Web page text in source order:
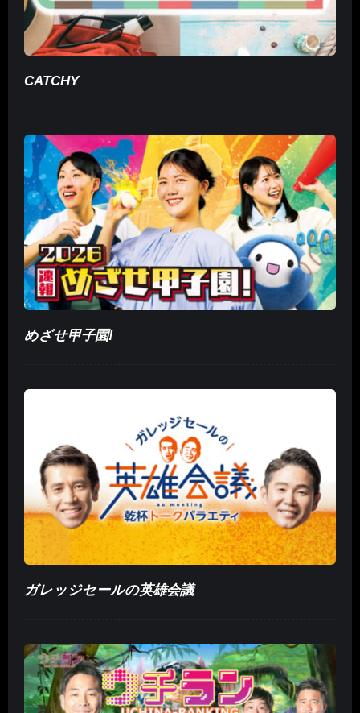
CATCHY
めざせ甲子園!
ガレッジセールの英雄会議